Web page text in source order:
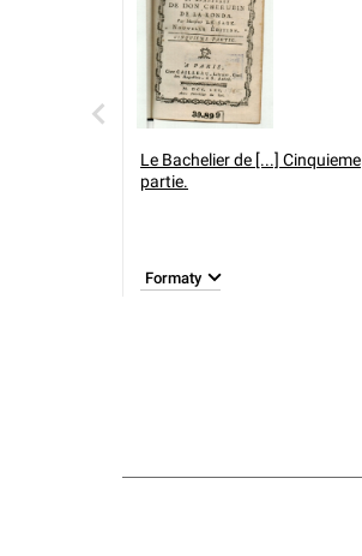
Le Bachelier de [...] Cinquieme
partie.
Formaty